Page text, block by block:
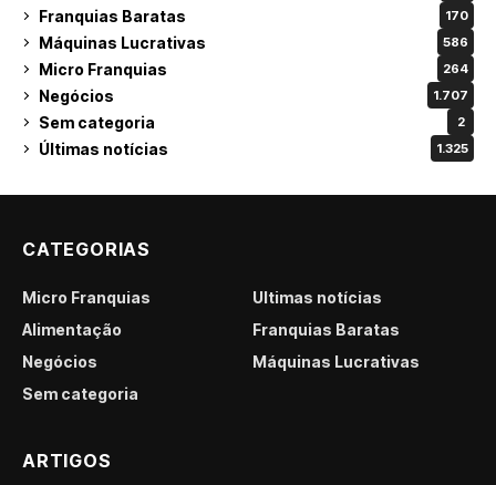
Franquias Baratas 170
Máquinas Lucrativas 586
Micro Franquias 264
Negócios 1.707
Sem categoria 2
Últimas notícias 1.325
CATEGORIAS
Micro Franquias
Últimas notícias
Alimentação
Franquias Baratas
Negócios
Máquinas Lucrativas
Sem categoria
ARTIGOS